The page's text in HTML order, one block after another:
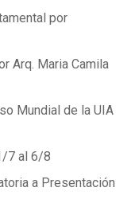
por
Arq. Maria Camila
Mundial de la UIA
7 al 6/8
a Presentación